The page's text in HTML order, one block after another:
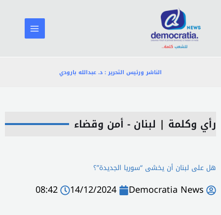
المحتوى
الناشر ورئيس التحرير : د. عبدالله بارودي
رأي وكلمة | لبنان - أمن وقضاء
هل على لبنان أن يخشى “سوريا الجديدة”؟
Democratia News
14/12/2024
08:42